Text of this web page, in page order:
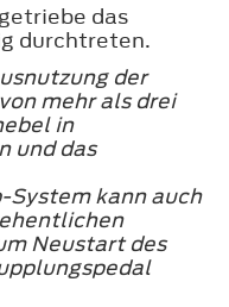
das
durchtreten.
der
mehr als drei
in
und das
kann auch
Neustart des